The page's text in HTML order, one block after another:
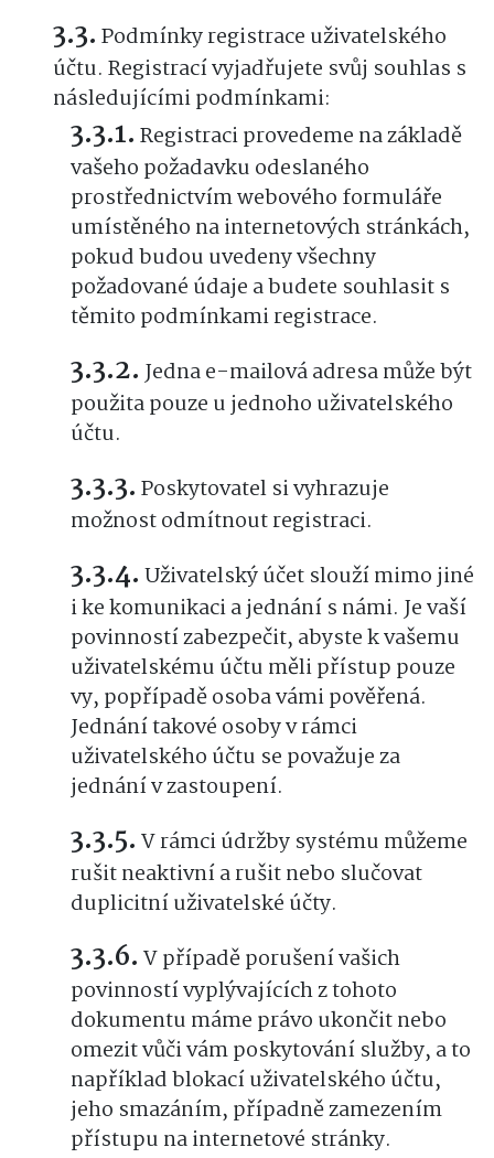
Podmínky registrace uživatelského
účtu. Registrací vyjadřujete svůj souhlas s
následujícími podmínkami:
Registraci provedeme na základě
vašeho požadavku odeslaného
prostřednictvím webového formuláře
umístěného na internetových stránkách,
pokud budou uvedeny všechny
požadované údaje a budete souhlasit s
těmito podmínkami registrace.
Jedna e-mailová adresa může být
použita pouze u jednoho uživatelského
účtu.
Poskytovatel si vyhrazuje
možnost odmítnout registraci.
Uživatelský účet slouží mimo jiné
i ke komunikaci a jednání s námi. Je vaší
povinností zabezpečit, abyste k vašemu
uživatelskému účtu měli přístup pouze
vy, popřípadě osoba vámi pověřená.
Jednání takové osoby v rámci
uživatelského účtu se považuje za
jednání v zastoupení.
V rámci údržby systému můžeme
rušit neaktivní a rušit nebo slučovat
duplicitní uživatelské účty.
V případě porušení vašich
povinností vyplývajících z tohoto
dokumentu máme právo ukončit nebo
omezit vůči vám poskytování služby, a to
například blokací uživatelského účtu,
jeho smazáním, případně zamezením
přístupu na internetové stránky.